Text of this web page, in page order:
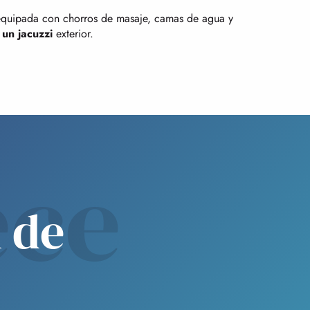
con chorros de masaje, camas de agua y
un jacuzzi exterior.